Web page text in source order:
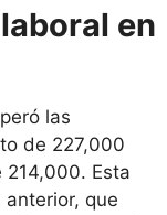
en
las
de 227,000
Esta
que